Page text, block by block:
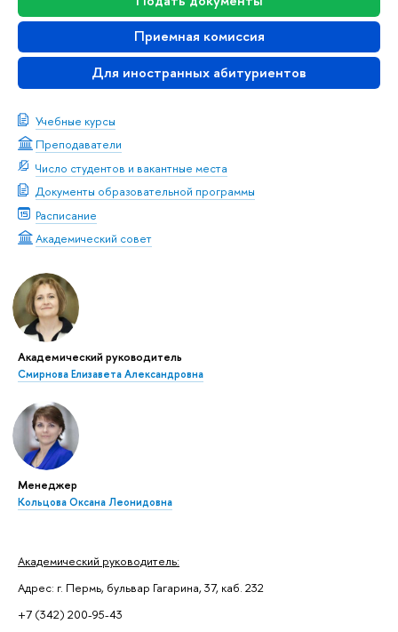
Приемная комиссия
Для иностранных абитуриентов
Учебные курсы
Преподаватели
Число студентов и вакантные места
Документы образовательной программы
Расписание
Академический совет
Академический руководитель
Смирнова Елизавета Александровна
Менеджер
Кольцова Оксана Леонидовна
Академический руководитель:
Адрес: г. Пермь, бульвар Гагарина, 37, каб. 232
+7 (342) 200-95-43